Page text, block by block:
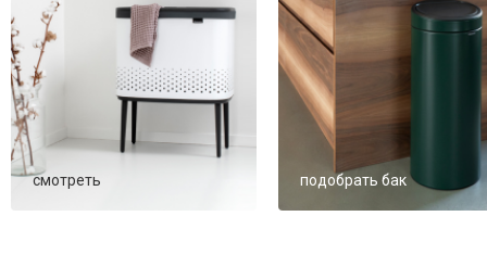
смотреть подобрать бак